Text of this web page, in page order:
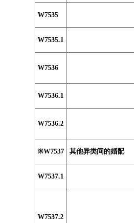
W7535
W7535.1
W7536
W7536.1
W7536.2
※W7537 其他异类间的婚配
W7537.1
W7537.2